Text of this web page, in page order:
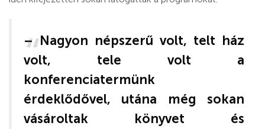
– Nagyon népszerű volt, telt ház
volt, tele volt a
konferenciatermünk
érdeklődővel, utána még sokan
vásároltak könyvet és